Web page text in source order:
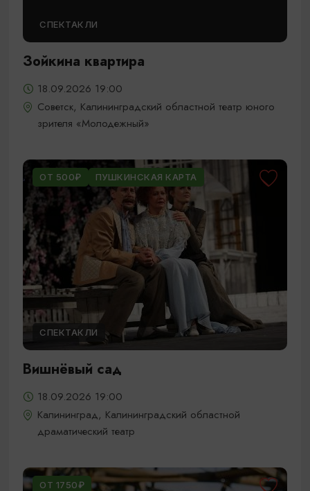
СПЕКТАКЛИ
Зойкина квартира
18.09.2026 19:00
Советск, Калининградский областной театр юного
зрителя «Молодежный»
ОТ 500₽ ПУШКИНСКАЯ КАРТА
СПЕКТАКЛИ
Вишнёвый сад
18.09.2026 19:00
Калининград, Калининградский областной
драматический театр
ОТ 1750₽